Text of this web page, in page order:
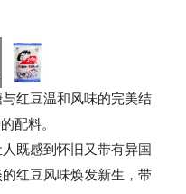
红豆温和风味的完美结
配料。
既感到怀旧又带有异国
红豆风味焕发新生，带